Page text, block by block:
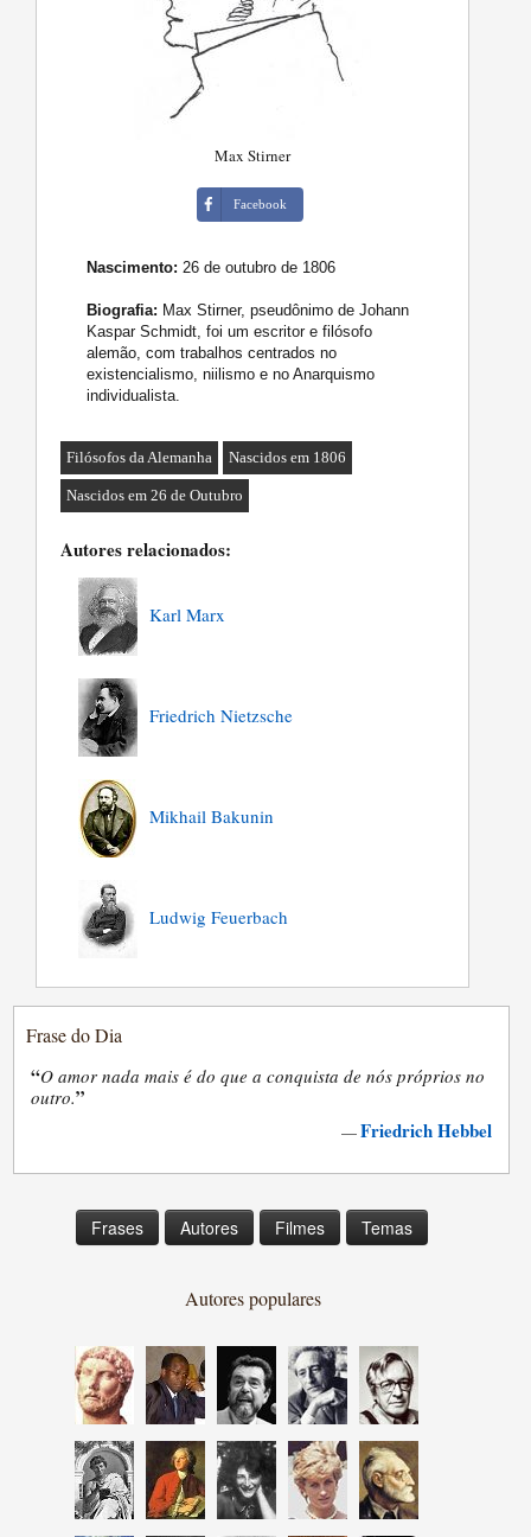
Max Stirner
Facebook
Nascimento: 26 de outubro de 1806
Biografia: Max Stirner, pseudônimo de Johann
Kaspar Schmidt, foi um escritor e filósofo
alemão, com trabalhos centrados no
existencialismo, niilismo e no Anarquismo
individualista.
Filósofos da Alemanha Nascidos em 1806
Nascidos em 26 de Outubro
Autores relacionados:
Karl Marx
Friedrich Nietzsche
Mikhail Bakunin
Ludwig Feuerbach
Frase do Dia
“O amor nada mais é do que a conquista de nós próprios no
outro.”
—Friedrich Hebbel
Frases Autores Filmes Temas
Autores populares